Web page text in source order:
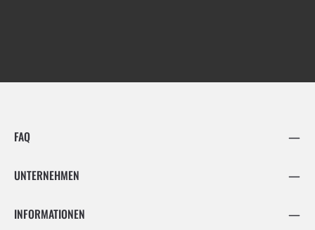
FAQ
UNTERNEHMEN
INFORMATIONEN